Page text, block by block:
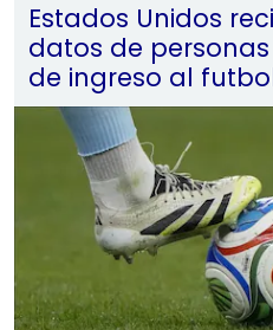
Estados Unidos
datos de
de ingreso al